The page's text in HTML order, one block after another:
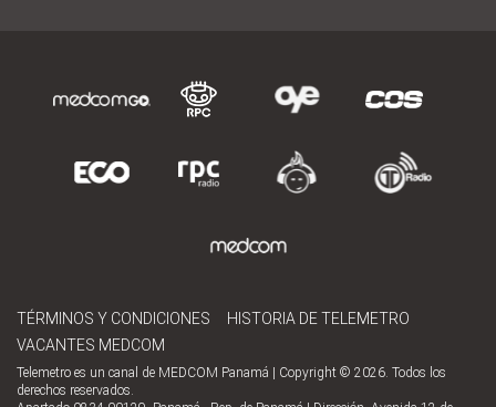
TÉRMINOS Y CONDICIONES
HISTORIA DE TELEMETRO
VACANTES MEDCOM
Telemetro es un canal de MEDCOM Panamá | Copyright © 2026. Todos los
derechos reservados.